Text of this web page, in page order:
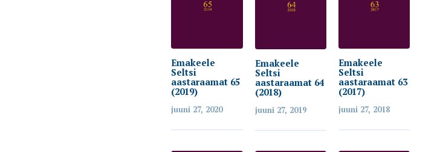
Emakeele
Seltsi
aastaraamat 65
(2019)
juuni 27, 2020
Emakeele
Seltsi
aastaraamat 64
(2018)
juuni 27, 2019
Emakeele
Seltsi
aastaraamat 63
(2017)
juuni 27, 2018